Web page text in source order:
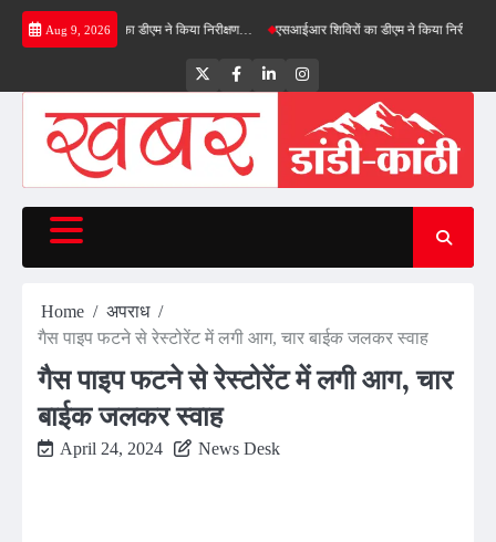
Skip
Aug 9, 2026
बाईपास का डीएम ने किया निरीक्षण… एसआईआर शिविरों का डीएम ने किया निरीक्षण,
TwitterFacebookLinkedInInstagram
Home
अपराध
गैस पाइप फटने से रेस्टोरेंट में लगी आग, चार बाईक जलकर स्वाह
गैस पाइप फटने से रेस्टोरेंट में लगी आग, चार
बाईक जलकर स्वाह
April 24, 2024 News Desk